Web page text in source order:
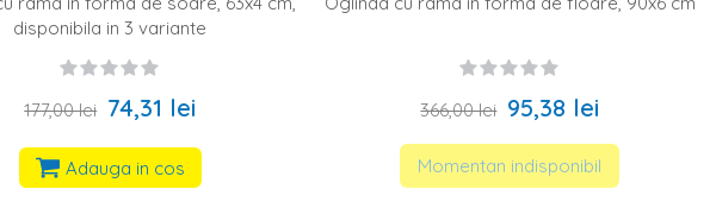
disponibila in 3 variante
177,00 lei 74,31 lei
Adauga in cos
366,00 lei 95,38 lei
Momentan indisponibil